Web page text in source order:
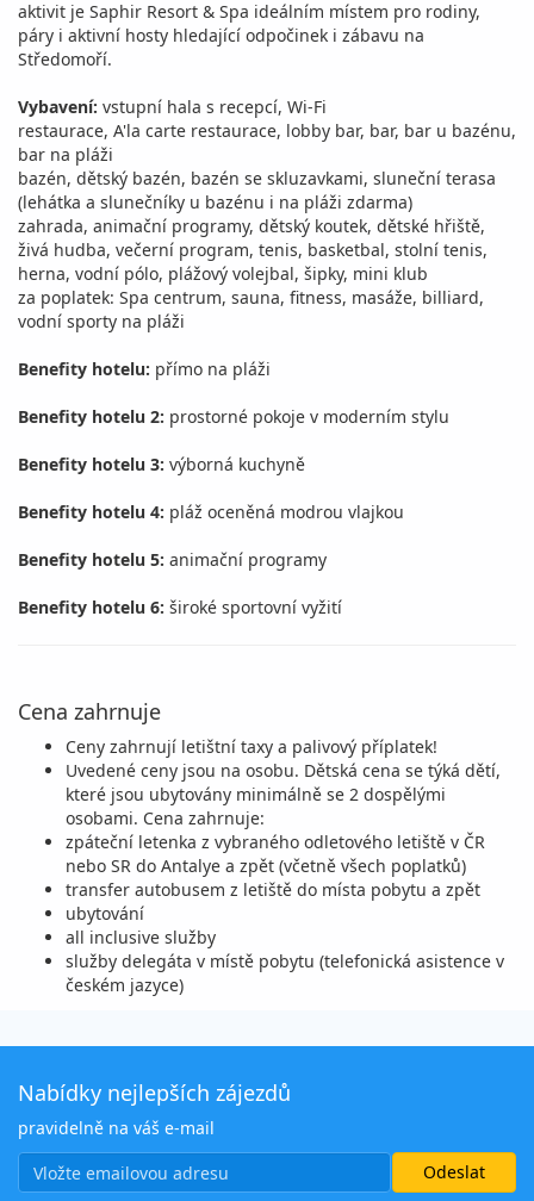
aktivit je Saphir Resort & Spa ideálním místem pro rodiny,
páry i aktivní hosty hledající odpočinek i zábavu na
Středomoří.
Vybavení: vstupní hala s recepcí, Wi-Fi
restaurace, A'la carte restaurace, lobby bar, bar, bar u bazénu,
bar na pláži
bazén, dětský bazén, bazén se skluzavkami, sluneční terasa
(lehátka a slunečníky u bazénu i na pláži zdarma)
zahrada, animační programy, dětský koutek, dětské hřiště,
živá hudba, večerní program, tenis, basketbal, stolní tenis,
herna, vodní pólo, plážový volejbal, šipky, mini klub
za poplatek: Spa centrum, sauna, fitness, masáže, billiard,
vodní sporty na pláži
Benefity hotelu: přímo na pláži
Benefity hotelu 2: prostorné pokoje v moderním stylu
Benefity hotelu 3: výborná kuchyně
Benefity hotelu 4: pláž oceněná modrou vlajkou
Benefity hotelu 5: animační programy
Benefity hotelu 6: široké sportovní vyžití
Cena zahrnuje
Ceny zahrnují letištní taxy a palivový příplatek!
Uvedené ceny jsou na osobu. Dětská cena se týká dětí,
které jsou ubytovány minimálně se 2 dospělými
osobami. Cena zahrnuje:
zpáteční letenka z vybraného odletového letiště v ČR
nebo SR do Antalye a zpět (včetně všech poplatků)
transfer autobusem z letiště do místa pobytu a zpět
ubytování
all inclusive služby
služby delegáta v místě pobytu (telefonická asistence v
českém jazyce)
Nabídky nejlepších zájezdů
pravidelně na váš e-mail